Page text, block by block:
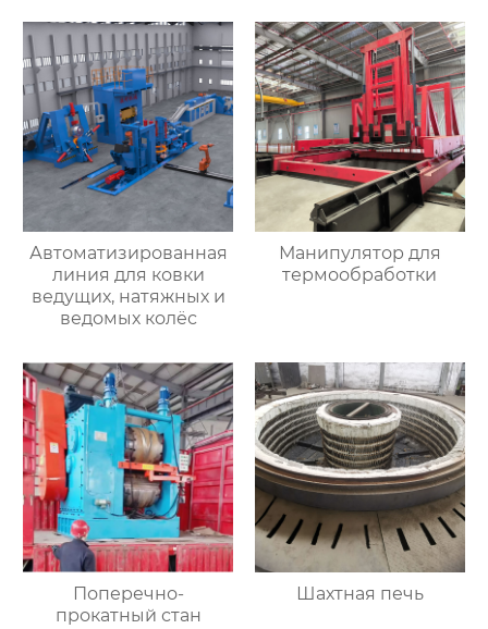
Автоматизированная
линия для ковки
ведущих, натяжных и
ведомых колёс
Манипулятор для
термообработки
Поперечно-
прокатный стан
Шахтная печь